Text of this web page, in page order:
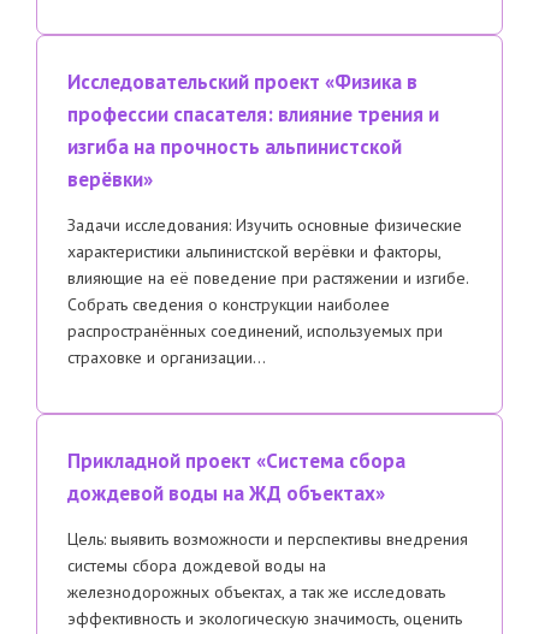
Исследовательский проект «Физика в
профессии спасателя: влияние трения и
изгиба на прочность альпинистской
верёвки»
Задачи исследования: Изучить основные физические
характеристики альпинистской верёвки и факторы,
влияющие на её поведение при растяжении и изгибе.
Собрать сведения о конструкции наиболее
распространённых соединений, используемых при
страховке и организации…
Прикладной проект «Система сбора
дождевой воды на ЖД объектах»
Цель: выявить возможности и перспективы внедрения
системы сбора дождевой воды на
железнодорожных объектах, а так же исследовать
эффективность и экологическую значимость, оценить